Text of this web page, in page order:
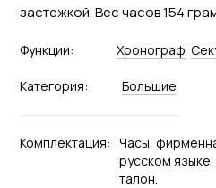
застежкой. Вес часов 154
Функции: Хронограф
Категория: Большие
Комплектация: Часы,
русском
талон.